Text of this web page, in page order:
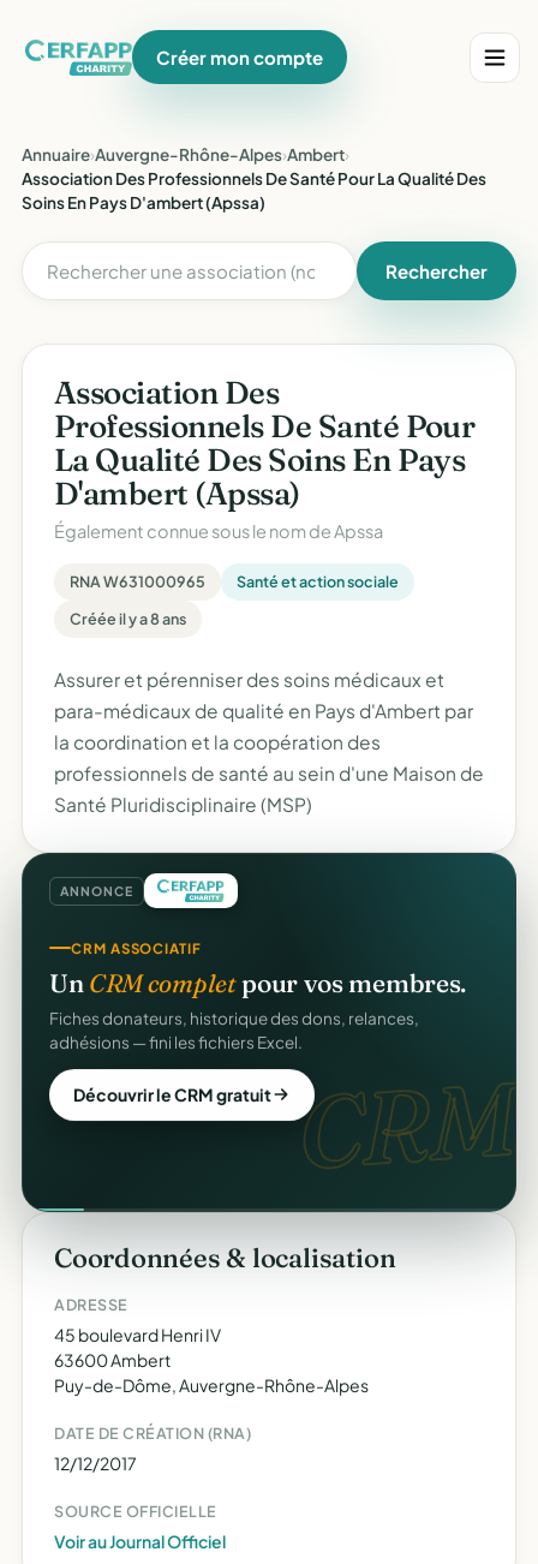
Créer mon compte
Annuaire›Auvergne-Rhône-Alpes›Ambert›
Association Des Professionnels De Santé Pour La Qualité Des
Soins En Pays D'ambert (Apssa)
Rechercher
Association Des
Professionnels De Santé Pour
La Qualité Des Soins En Pays
D'ambert (Apssa)
Également connue sous le nom deApssa
RNA W631000965
Santé et action sociale
Créée il y a 8 ans
Assurer et pérenniser des soins médicaux et
para-médicaux de qualité en Pays d'Ambert par
la coordination et la coopération des
professionnels de santé au sein d'une Maison de
Santé Pluridisciplinaire (MSP)
ANNONCE
CRM.
CRM ASSOCIATIF
Un CRM completpour vos membres.
Fiches donateurs, historique des dons, relances,
adhésions — fini les fichiers Excel.
Découvrir le CRM gratuit
Coordonnées & localisation
ADRESSE
45 boulevard Henri IV
63600 Ambert
Puy-de-Dôme, Auvergne-Rhône-Alpes
DATE DE CRÉATION (RNA)
12/12/2017
SOURCE OFFICIELLE
Voir au Journal Officiel